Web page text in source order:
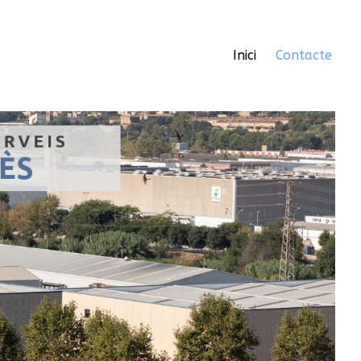
Inici Contacte